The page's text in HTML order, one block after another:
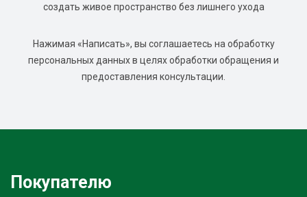
создать живое пространство без лишнего ухода
Нажимая «Написать», вы соглашаетесь на обработку
персональных данных в целях обработки обращения и
предоставления консультации.
Покупателю